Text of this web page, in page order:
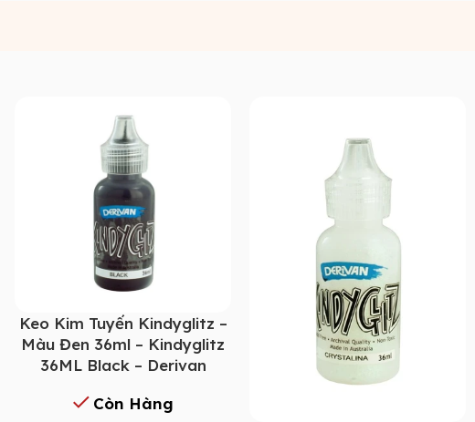
Keo Kim Tuyến Kindyglitz –
Màu Đen 36ml – Kindyglitz
36ML Black – Derivan
Còn Hàng